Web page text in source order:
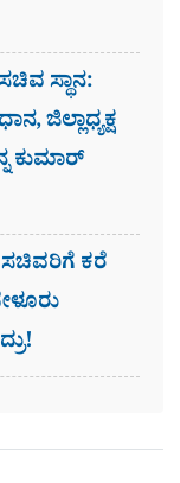
ಸ್ಥಾನ:
ಜಿಲ್ಲಾಧ್ಯಕ್ಷ
ಕುಮಾರ್
ಕರೆ